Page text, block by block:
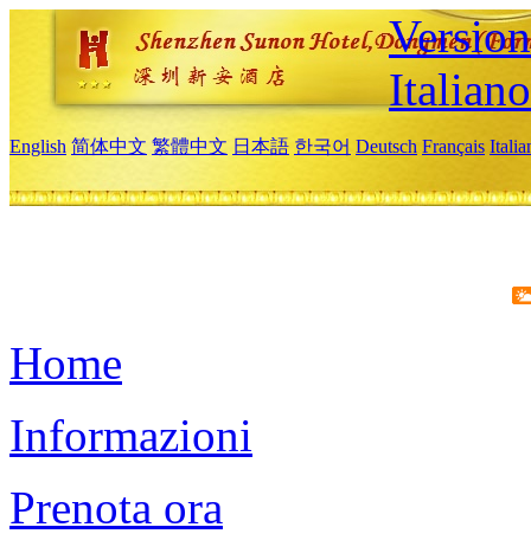
Italiano
English 简体中文 繁體中文 日本語 한국어 Deutsch Français
Home
Informazioni
Prenota ora